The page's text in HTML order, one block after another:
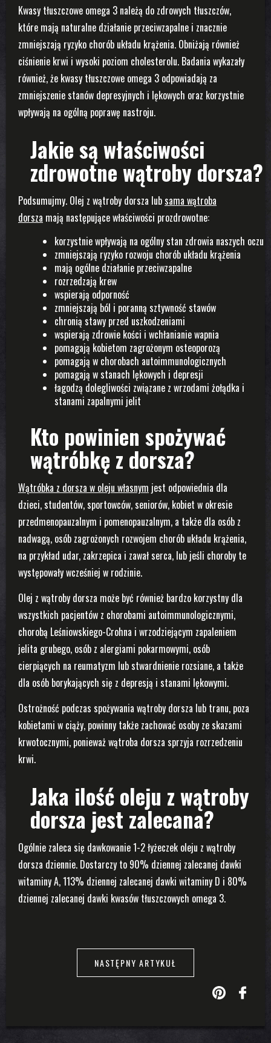
Kwasy tłuszczowe omega 3 należą do zdrowych tłuszczów,
które mają naturalne działanie przeciwzapalne i znacznie
zmniejszają ryzyko chorób układu krążenia. Obniżają również
ciśnienie krwi i wysoki poziom cholesterolu. Badania wykazały
również, że kwasy tłuszczowe omega 3 odpowiadają za
zmniejszenie stanów depresyjnych i lękowych oraz korzystnie
wpływają na ogólną poprawę nastroju.
Jakie są właściwości
zdrowotne wątroby dorsza?
Podsumujmy. Olej z wątroby dorsza lubsama wątroba
dorsza mają następujące właściwości prozdrowotne:
korzystnie wpływają na ogólny stan zdrowia naszych oczu
zmniejszają ryzyko rozwoju chorób układu krążenia
mają ogólne działanie przeciwzapalne
rozrzedzają krew
wspierają odporność
zmniejszają ból i poranną sztywność stawów
chronią stawy przed uszkodzeniami
wspierają zdrowie kości i wchłanianie wapnia
pomagają kobietom zagrożonym osteoporozą
pomagają w chorobach autoimmunologicznych
pomagają w stanach lękowych i depresji
łagodzą dolegliwości związane z wrzodami żołądka i
stanami zapalnymi jelit
Kto powinien spożywać
wątróbkę z dorsza?
Wątróbka z dorsza w oleju własnym jest odpowiednia dla
dzieci, studentów, sportowców, seniorów, kobiet w okresie
przedmenopauzalnym i pomenopauzalnym, a także dla osób z
nadwagą, osób zagrożonych rozwojem chorób układu krążenia,
na przykład udar, zakrzepica i zawał serca, lub jeśli choroby te
występowały wcześniej w rodzinie.
Olej z wątroby dorsza może być również bardzo korzystny dla
wszystkich pacjentów z chorobami autoimmunologicznymi,
chorobą Leśniowskiego-Crohna i wrzodziejącym zapaleniem
jelita grubego, osób z alergiami pokarmowymi, osób
cierpiących na reumatyzm lub stwardnienie rozsiane, a także
dla osób borykających się z depresją i stanami lękowymi.
Ostrożność podczas spożywania wątroby dorsza lub tranu, poza
kobietami w ciąży, powinny także zachować osoby ze skazami
krwotocznymi, ponieważ wątroba dorsza sprzyja rozrzedzeniu
krwi.
Jaka ilość oleju z wątroby
dorsza jest zalecana?
Ogólnie zaleca się dawkowanie 1-2 łyżeczek oleju z wątroby
dorsza dziennie. Dostarczy to 90% dziennej zalecanej dawki
witaminy A, 113% dziennej zalecanej dawki witaminy D i 80%
dziennej zalecanej dawki kwasów tłuszczowych omega 3.
NASTĘPNY ARTYKUŁ